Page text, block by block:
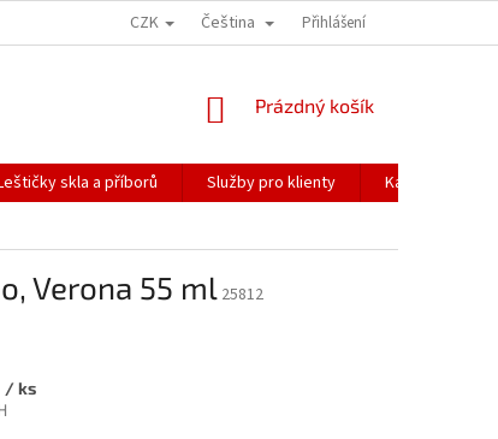
ZÁSILKY PŘEPRAVA KŘEHKÉHO ZBOŽÍ KORESPONDENČNÍ
CZK Čeština Přihlášení
NÁKUPNÍ
Prázdný košík
skla a příborů Služby pro klienty
Katalogy
Verona 55 ml 25812
/ ks